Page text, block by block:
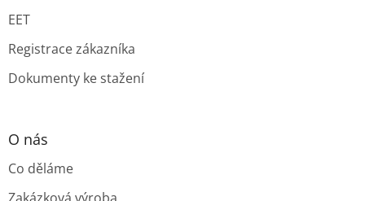
EET
Registrace zákazníka
Dokumenty ke stažení
O nás
Co děláme